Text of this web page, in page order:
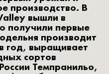
производство. В
вышли в
получили первые
производит
год, выращивает
сортов
Темпранильо,